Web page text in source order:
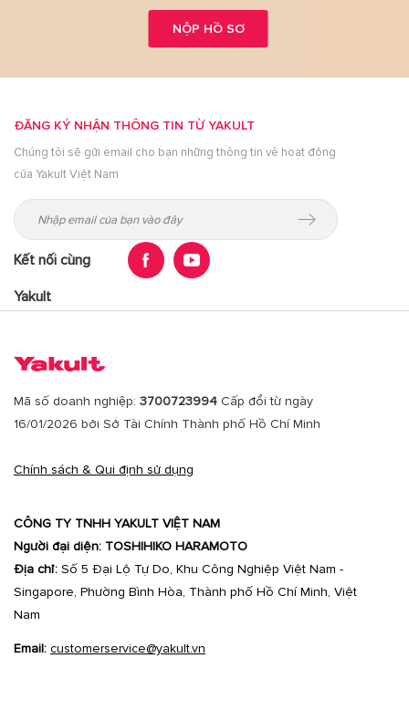
NỘP HỒ SƠ
ĐĂNG KÝ NHẬN THÔNG TIN TỪ YAKULT
Chúng tôi sẽ gửi email cho bạn những thông tin vê hoạt động
của Yakult Việt Nam
Kết nối cùng
Yakult
Mã số doanh nghiệp: 3700723994 Cấp đổi từ ngày
16/01/2026 bởi Sở Tài Chính Thành phố Hồ Chí Minh
Chính sách & Qui định sử dụng
CÔNG TY TNHH YAKULT VIỆT NAM
Người đại diện: TOSHIHIKO HARAMOTO
Địa chỉ: Số 5 Đại Lộ Tự Do, Khu Công Nghiệp Việt Nam -
Singapore, Phường Bình Hòa, Thành phố Hồ Chí Minh, Việt
Nam
Email: customerservice@yakult.vn